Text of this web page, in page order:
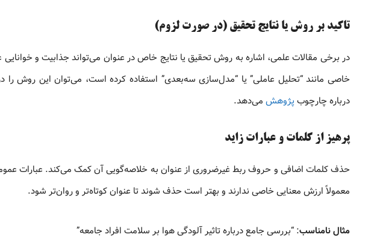
تاکید بر روش یا نتایج تحقیق (در صورت لزوم)
در برخی مقالات علمی، اشاره به روش تحقیق یا نتایج خاص در عنوان می‌تواند جذابیت و
خاصی مانند “تحلیل عاملی” یا “مدل‌سازی سه‌بعدی” استفاده کرده است، می‌توان این روش را
درباره چارچوب پژوهش می‌دهد.
پرهیز از کلمات و عبارات زاید
حذف کلمات اضافی و حروف ربط غیرضروری از عنوان به خلاصه‌گویی آن کمک می‌کند. عبارات
معمولاً ارزش معنایی خاصی ندارند و بهتر است حذف شوند تا عنوان کوتاه‌تر و روان‌تر شود.
مثال نامناسب: “بررسی جامع درباره تاثیر آلودگی هوا بر سلامت افراد جامعه”